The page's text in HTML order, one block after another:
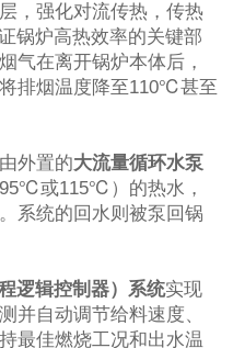
，强化对流传热，传热
锅炉高热效率的关键部
气在离开锅炉本体后，
排烟温度降至110℃甚至
外置的大流量循环水泵
或115℃）的热水，
系统的回水则被泵回锅
逻辑控制器）系统实现
并自动调节给料速度、
最佳燃烧工况和出水温